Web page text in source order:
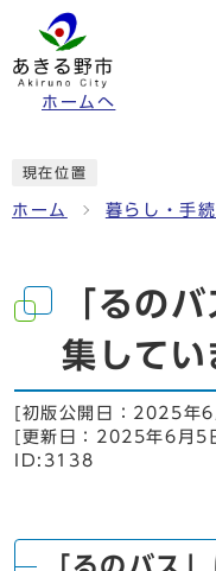
ホームへ
現在位置
ホーム 暮らし・手
「るの
集してい
[初版公開日： 2025年6
[更新日： 2025年6月5
ID:3138